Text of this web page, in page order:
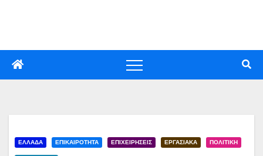
ΕΛΛΑΔΑ ΕΠΙΚΑΙΡΟΤΗΤΑ ΕΠΙΧΕΙΡΗΣΕΙΣ ΕΡΓΑΣΙΑΚΑ ΠΟΛΙΤΙΚΗ